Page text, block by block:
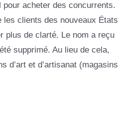
acheter des concurrents.
les clients des nouveaux États
plus de clarté. Le nom a reçu
supprimé. Au lieu de cela,
d’art et d’artisanat (magasins